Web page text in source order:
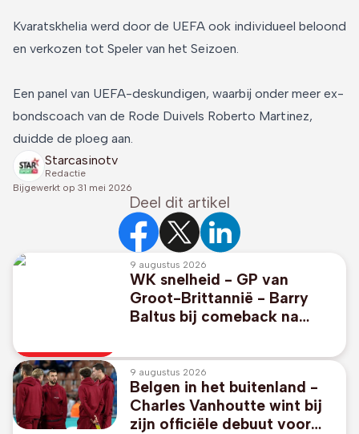
Kvaratskhelia werd door de UEFA ook individueel beloond
en verkozen tot Speler van het Seizoen.
Een panel van UEFA-deskundigen, waarbij onder meer ex-
bondscoach van de Rode Duivels Roberto Martinez,
duidde de ploeg aan.
Starcasinotv
Redactie
Bijgewerkt op 31 mei 2026
Deel dit artikel
9 augustus 2026
WK snelheid - GP van
Groot-Brittannië - Barry
Baltus bij comeback na
in Silverstone
9 augustus 2026
Belgen in het buitenland -
Charles Vanhoutte wint bij
zijn officiële debuut voor